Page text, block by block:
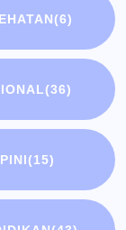
(6)
(36)
(15)